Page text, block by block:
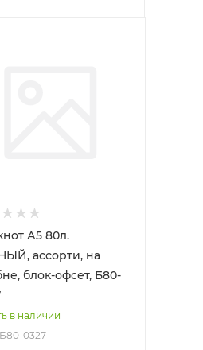
А5 80л.
ассорти, на
блок-офсет, Б80-
в наличии
0327